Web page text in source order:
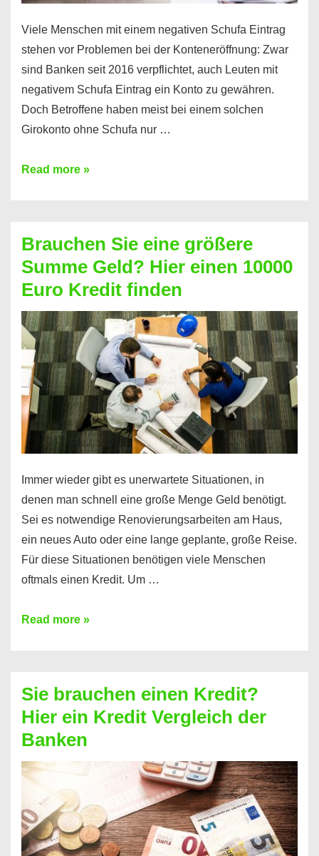
Viele Menschen mit einem negativen Schufa Eintrag
stehen vor Problemen bei der Konteneröffnung: Zwar
sind Banken seit 2016 verpflichtet, auch Leuten mit
negativem Schufa Eintrag ein Konto zu gewähren.
Doch Betroffene haben meist bei einem solchen
Girokonto ohne Schufa nur …
Günstiges
Geht
das
überhaupt?
Na
klar!
Read more »
Brauchen Sie eine größere
Summe Geld? Hier einen 10000
Euro Kredit finden
Immer wieder gibt es unerwartete Situationen, in
denen man schnell eine große Menge Geld benötigt.
Sei es notwendige Renovierungsarbeiten am Haus,
ein neues Auto oder eine lange geplante, große Reise.
Für diese Situationen benötigen viele Menschen
oftmals einen Kredit. Um …
Brauchen
Summe
Geld?
Hier
einen
10000
Euro
Kredit
finden
Read more »
Sie brauchen einen Kredit?
Hier ein Kredit Vergleich der
Banken